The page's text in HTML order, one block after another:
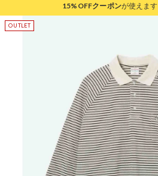
15%OFFクーポンが使えます